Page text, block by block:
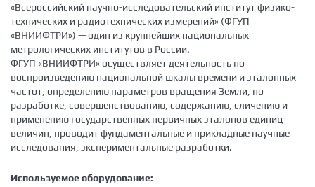
«Всероссийский научно-исследовательский институт физико-
технических и радиотехнических измерений» (ФГУП
«ВНИИФТРИ») — один из крупнейших национальных
метрологических институтов в России.
ФГУП «ВНИИФТРИ» осуществляет деятельность по
воспроизведению национальной шкалы времени и эталонных
частот, определению параметров вращения Земли, по
разработке, совершенствованию, содержанию, сличению и
применению государственных первичных эталонов единиц
величин, проводит фундаментальные и прикладные научные
исследования, экспериментальные разработки.
Используемое оборудование: